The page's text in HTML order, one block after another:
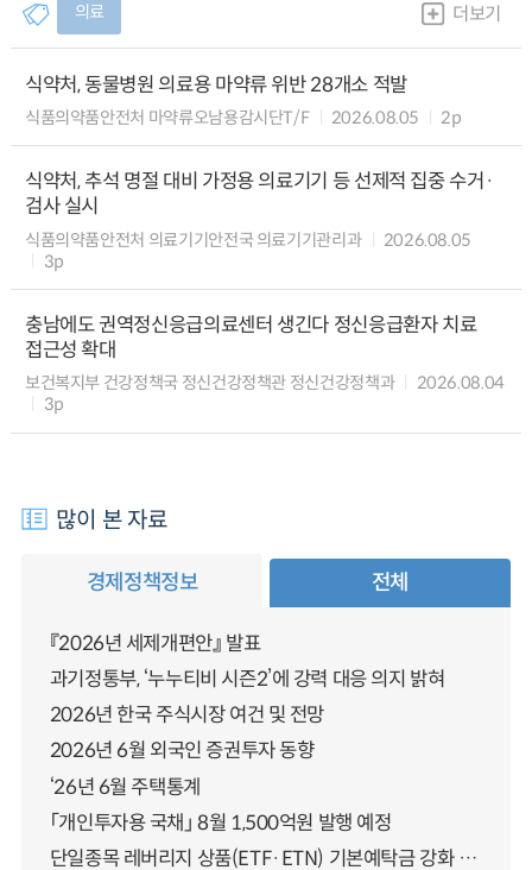
의료 더보기
식약처, 동물병원 의료용 마약류 위반 28개소 적발
식품의약품안전처 마약류오남용감시단T/F 2026.08.05 2p
식약처, 추석 명절 대비 가정용 의료기기 등 선제적 집중 수거·
검사 실시
식품의약품안전처 의료기기안전국 의료기기관리과
2026.08.05
3p
충남에도 권역정신응급의료센터 생긴다 정신응급환자 치료
접근성 확대
보건복지부 건강정책국 정신건강정책관 정신건강정책과
2026.08.04
3p
많이 본 자료
경제정책정보 전체
『2026년 세제개편안』 발표
과기정통부, ‘누누티비 시즌2’에 강력 대응 의지 밝혀
2026년 한국 주식시장 여건 및 전망
2026년 6월 외국인 증권투자 동향
‘26년 6월 주택통계
「개인투자용 국채」 8월 1,500억원 발행 예정
단일종목 레버리지 상품(ETF·ETN) 기본예탁금 강화 조기시행 방안 안내